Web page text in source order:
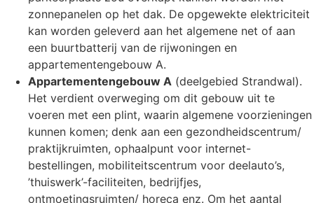
zonnepanelen op het dak. De opgewekte elektriciteit
kan worden geleverd aan het algemene net of aan
een buurtbatterij van de rijwoningen en
appartementengebouw A.
Appartementengebouw A (deelgebied Strandwal).
Het verdient overweging om dit gebouw uit te
voeren met een plint, waarin algemene voorzieningen
kunnen komen; denk aan een gezondheidscentrum/
praktijkruimten, ophaalpunt voor internet-
bestellingen, mobiliteitscentrum voor deelauto’s,
’thuiswerk’-faciliteiten, bedrijfjes,
ontmoetingsruimten/ horeca enz. Om het aantal